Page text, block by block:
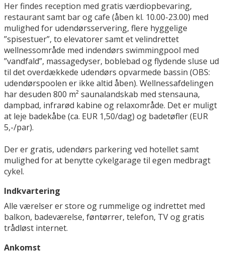
Her findes reception med gratis værdiopbevaring,
restaurant samt bar og cafe (åben kl. 10.00-23.00) med
mulighed for udendørsservering, flere hyggelige
”spisestuer”, to elevatorer samt et velindrettet
wellnessområde med indendørs swimmingpool med
”vandfald”, massagedyser, boblebad og flydende sluse ud
til det overdækkede udendørs opvarmede bassin (OBS:
udendørspoolen er ikke altid åben). Wellnessafdelingen
har desuden 800 m² saunalandskab med stensauna,
dampbad, infrarød kabine og relaxområde. Det er muligt
at leje badekåbe (ca. EUR 1,50/dag) og badetøfler (EUR
5,-/par).
Der er gratis, udendørs parkering ved hotellet samt
mulighed for at benytte cykelgarage til egen medbragt
cykel.
Indkvartering
Alle værelser er store og rummelige og indrettet med
balkon, badeværelse, føntørrer, telefon, TV og gratis
trådløst internet.
Ankomst